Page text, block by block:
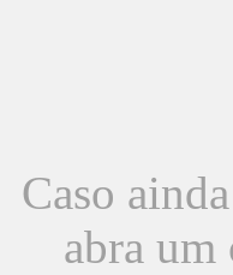
Caso
abra um